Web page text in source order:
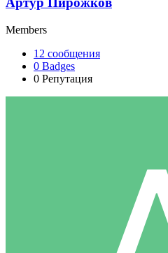
Members
12 сообщения
0 Badges
0 Репутация